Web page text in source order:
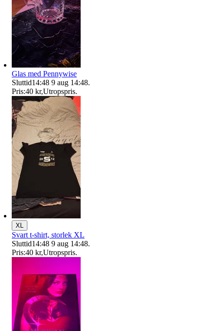
Glas med Pennywise
Sluttid14:48 9 aug 14:48.
Pris:40 kr,Utropspris.
XL
Svart t-shirt, storlek XL
Sluttid14:48 9 aug 14:48.
Pris:40 kr,Utropspris.